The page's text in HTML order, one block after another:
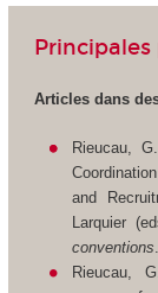
Articles dans
Rieucau,
and
Larquier
conventions
Rieucau,